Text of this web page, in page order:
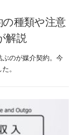
種類や注意
解説
のが媒介契約。今
。